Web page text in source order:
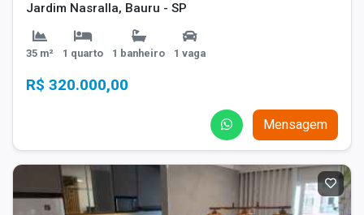
Jardim Nasralla, Bauru - SP
35 m² 1 quarto 1 banheiro 1 vaga
R$ 320.000,00
Mensagem